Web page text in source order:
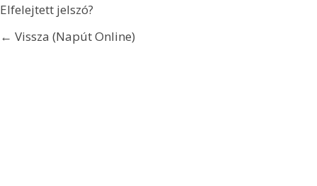
Elfelejtett jelszó?
← Vissza (Napút Online)